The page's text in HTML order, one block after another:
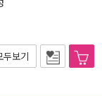
두보기